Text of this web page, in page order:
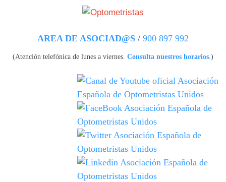
Pasar al contenido principal
AREA DE ASOCIAD@S / 900 897 992
(Atención telefónica de lunes a viernes. Consulta nuestros horarios.)